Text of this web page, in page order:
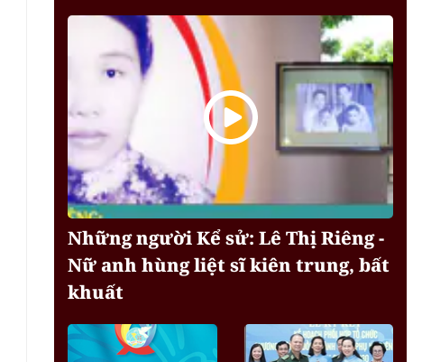
Những người Kể sử: Lê Thị Riêng -
Nữ anh hùng liệt sĩ kiên trung, bất
khuất